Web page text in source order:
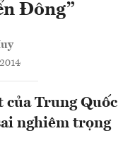
Đông”
của Trung Quốc
nghiêm trọng